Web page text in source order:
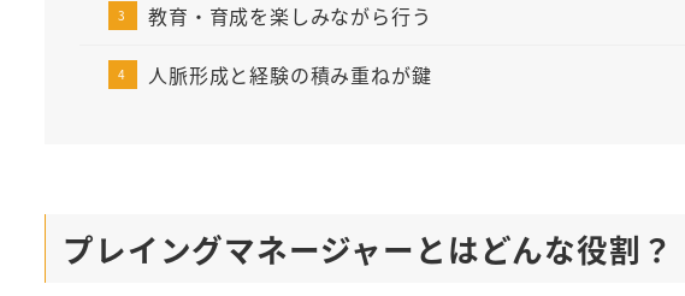
教育・育成を楽しみながら行う
人脈形成と経験の積み重ねが鍵
プレイングマネージャーとはどんな役割？